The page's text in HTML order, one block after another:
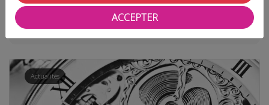
Taxonomie temps partiel
Actualités
ACCEPTER